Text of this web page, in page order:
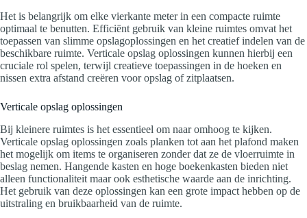
Het is belangrijk om elke vierkante meter in een compacte ruimte
optimaal te benutten. Efficiënt gebruik van kleine ruimtes omvat het
toepassen van slimme opslagoplossingen en het creatief indelen van de
beschikbare ruimte. Verticale opslag oplossingen kunnen hierbij een
cruciale rol spelen, terwijl creatieve toepassingen in de hoeken en
nissen extra afstand creëren voor opslag of zitplaatsen.
Verticale opslag oplossingen
Bij kleinere ruimtes is het essentieel om naar omhoog te kijken.
Verticale opslag oplossingen zoals planken tot aan het plafond maken
het mogelijk om items te organiseren zonder dat ze de vloerruimte in
beslag nemen. Hangende kasten en hoge boekenkasten bieden niet
alleen functionaliteit maar ook esthetische waarde aan de inrichting.
Het gebruik van deze oplossingen kan een grote impact hebben op de
uitstraling en bruikbaarheid van de ruimte.